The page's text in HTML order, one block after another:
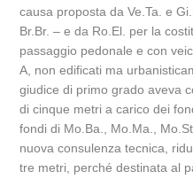
causa proposta da Ve.Ta. e
Br.Br. – e da Ro.El. per la
passaggio pedonale e con
A, non edificati ma
giudice di primo grado aveva
di cinque metri a carico dei
fondi di Mo.Ba., Mo.Ma.,
nuova consulenza tecnica,
tre metri, perché destinata al